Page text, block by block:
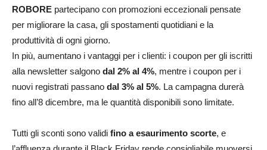
ROBORE partecipano con promozioni eccezionali pensate
per migliorare la casa, gli spostamenti quotidiani e la
produttività di ogni giorno.
In più, aumentano i vantaggi per i clienti: i coupon per gli iscritti
alla newsletter salgono dal 2% al 4%, mentre i coupon per i
nuovi registrati passano dal 3% al 5%. La campagna durerà
fino all’8 dicembre, ma le quantità disponibili sono limitate.
Tutti gli sconti sono validi fino a esaurimento scorte, e